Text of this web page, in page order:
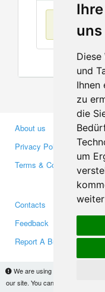
und
Ihnen
zu
die
um
We are using cookies to
our site. You can find out more
No items
About us
Privacy Policy
Terms & Conditions
Contacts
Feedback
Report A Bug